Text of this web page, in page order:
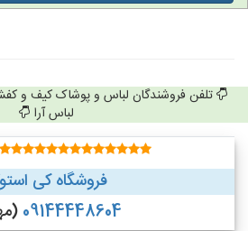
تلفن فروشندگان لباس و پوشاک کیف و
لباس آرا
فروشگاه کی
09144448604